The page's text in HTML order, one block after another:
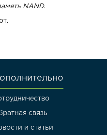
NAND.
связь
и статьи